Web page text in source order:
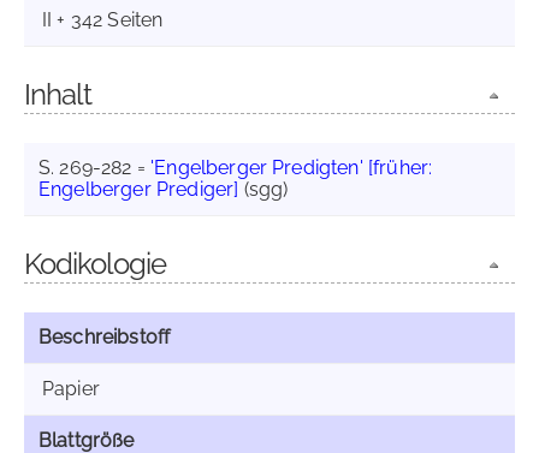
II + 342 Seiten
Inhalt
S. 269-282 = 'Engelberger Predigten' [früher:
Engelberger Prediger] (sgg)
Kodikologie
Beschreibstoff
Papier
Blattgröße